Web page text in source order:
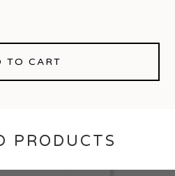
TO CART
PRODUCTS